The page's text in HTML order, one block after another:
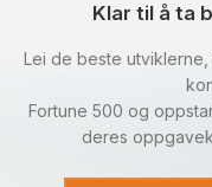
Klar til å ta
Lei de beste
Fortune 500 og
deres